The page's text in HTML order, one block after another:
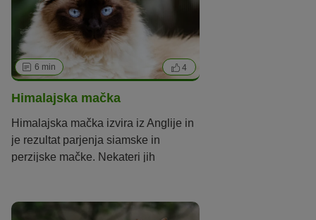
6 min 4
Himalajska mačka
Himalajska mačka izvira iz Anglije in
je rezultat parjenja siamske in
perzijske mačke. Nekateri jih
različico perzijske mačke.